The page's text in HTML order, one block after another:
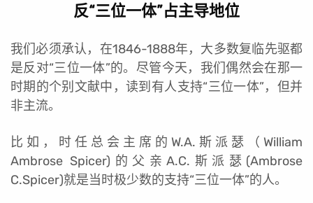
反“三位一体”占主导地位
我们必须承认，在1846-1888年，大多数复临先驱都
是反对“三位一体”的。尽管今天，我们偶然会在那一
时期的个别文献中，读到有人支持“三位一体”，但并
非主流。
比如，时任总会主席的W.A.斯派瑟（William
Ambrose Spicer)的父亲A.C.斯派瑟(Ambrose
C.Spicer)就是当时极少数的支持“三位一体”的人。